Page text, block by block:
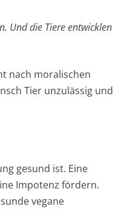
Und die Tiere entwicklen
nach moralischen
Tier unzulässig und
gesund ist. Eine
Impotenz fördern.
vegane